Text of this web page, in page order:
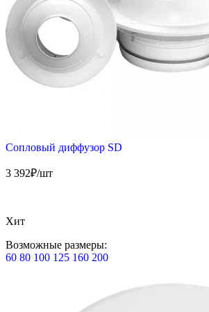
Сопловый диффузор SD
3 392₽/шт
Хит
Возможные размеры:
60 80 100 125 160 200